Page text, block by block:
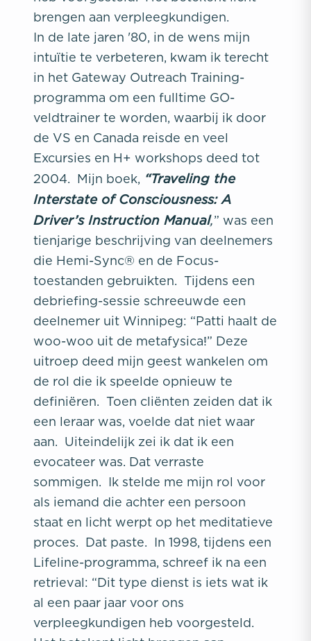
brengen aan verpleegkundigen.
In de late jaren '80, in de wens mijn
intuïtie te verbeteren, kwam ik terecht
in het Gateway Outreach Training-
programma om een fulltime GO-
veldtrainer te worden, waarbij ik door
de VS en Canada reisde en veel
Excursies en H+ workshops deed tot
2004. Mijn boek, “Traveling the
Interstate of Consciousness: A
Driver’s Instruction Manual,” was een
tienjarige beschrijving van deelnemers
die Hemi-Sync® en de Focus-
toestanden gebruikten. Tijdens een
debriefing-sessie schreeuwde een
deelnemer uit Winnipeg: “Patti haalt de
woo-woo uit de metafysica!” Deze
uitroep deed mijn geest wankelen om
de rol die ik speelde opnieuw te
definiëren. Toen cliënten zeiden dat ik
een leraar was, voelde dat niet waar
aan. Uiteindelijk zei ik dat ik een
evocateer was. Dat verraste
sommigen. Ik stelde me mijn rol voor
als iemand die achter een persoon
staat en licht werpt op het meditatieve
proces. Dat paste. In 1998, tijdens een
Lifeline-programma, schreef ik na een
retrieval: “Dit type dienst is iets wat ik
al een paar jaar voor ons
verpleegkundigen heb voorgesteld.